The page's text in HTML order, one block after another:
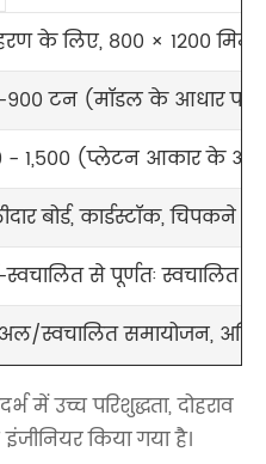
के लिए, 800 × 1200
900 टन (मॉडल के आधार पर)
- 1,500 (प्लेटन आकार के
बोर्ड, कार्डस्टॉक, चिपकने
स्वचालित से पूर्णतः स्वचालित
स्वचालित समायोजन,
में उच्च परिशुद्धता, दोहराव
किया गया है।